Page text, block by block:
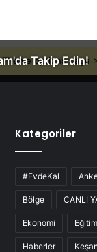
Takip Edin!
options
Kategoriler
#EvdeKal
Bölge CANLI
Ekonomi Eğitim
Haberler Keşan